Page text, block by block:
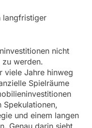
langfristiger
nicht
werden.
viele Jahre hinweg
Spielräume
und einem langen